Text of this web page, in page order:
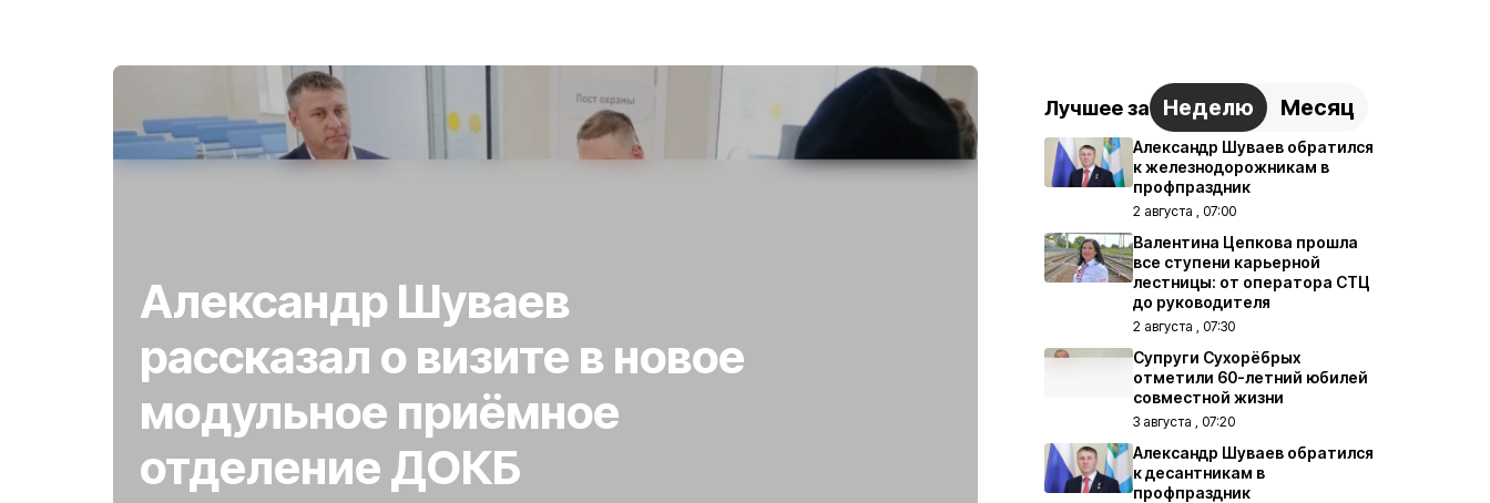
Александр Шуваев
рассказал о визите в новое
модульное приёмное
отделение ДОКБ
Лучшее за Неделю Месяц
Александр Шуваев обратился
к железнодорожникам в
профпраздник
2 августа , 07:00
Валентина Цепкова прошла
все ступени карьерной
лестницы: от оператора СТЦ
до руководителя
2 августа , 07:30
Супруги Сухорёбрых
отметили 60-летний юбилей
совместной жизни
3 августа , 07:20
Александр Шуваев обратился
к десантникам в
профпраздник